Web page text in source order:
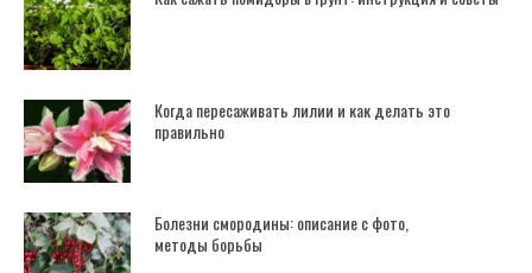
Когда пересаживать лилии и как делать это
правильно
Болезни смородины: описание с фото,
методы борьбы